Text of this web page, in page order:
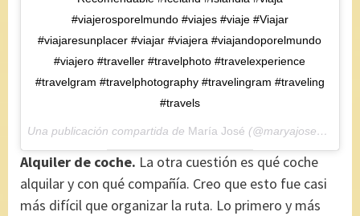
#viajerosporelmundo #viajes #viaje #Viajar
#viajaresunplacer #viajar #viajera #viajandoporelmundo
#viajero #traveller #travelphoto #travelexperience
#travelgram #travelphotography #travelingram #traveling
#travels
Una publicación compartida de María José (@maryajosess) el
Alquiler de coche. La otra cuestión es qué coche
alquilar y con qué compañía. Creo que esto fue casi
más difícil que organizar la ruta. Lo primero y más